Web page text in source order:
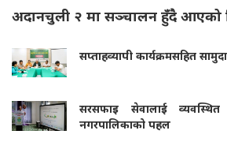
अदानचुली २ मा सञ्चालन हुँदै आएको
सप्ताहव्यापी कार्यक्रमसहित
सरसफाइ सेवालाई
नगरपालिकाको पहल